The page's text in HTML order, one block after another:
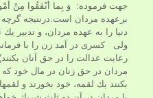
برعهده مردان است.درنتیجه گرچه
دنيا را به عهده مردان، و تدبير
ولی كسرى در آمد زن را با
رعايت عدالت را در حق آنان
مردان در حق زنان در مال خود
بكنند يك لقمه، خود بخورند و